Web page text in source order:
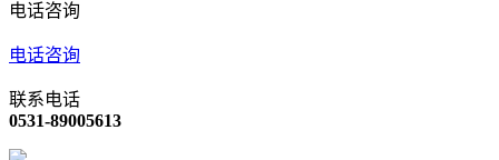
电话咨询
电话咨询
联系电话
0531-89005613